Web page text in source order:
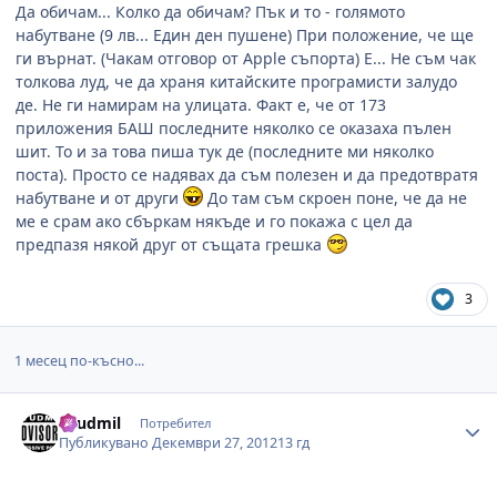
Да обичам... Колко да обичам? Пък и то - голямото
набутване (9 лв... Един ден пушене) При положение, че ще
ги върнат. (Чакам отговор от Apple съпорта) Е... Не съм чак
толкова луд, че да храня китайските програмисти залудо
де. Не ги намирам на улицата. Факт е, че от 173
приложения БАШ последните няколко се оказаха пълен
шит. То и за това пиша тук де (последните ми няколко
поста). Просто се надявах да съм полезен и да предотвратя
набутване и от други
До там съм скроен поне, че да не
ме е срам ако сбъркам някъде и го покажа с цел да
предпазя някой друг от същата грешка
3
1 месец по-късно...
Lyudmil Потребител
ПубликуваноДекември 27, 201213 гд